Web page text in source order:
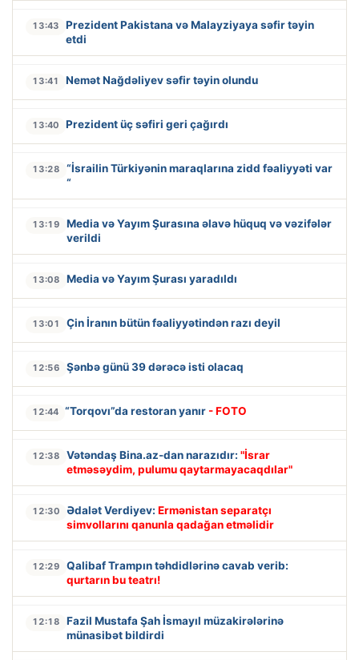
13:43
Prezident Pakistana və Malayziyaya səfir təyin
etdi
13:41 Nemət Nağdəliyev səfir təyin olundu
13:40 Prezident üç səfiri geri çağırdı
13:28
“İsrailin Türkiyənin maraqlarına zidd fəaliyyəti var
“
13:19
Media və Yayım Şurasına əlavə hüquq və vəzifələr
verildi
13:08 Media və Yayım Şurası yaradıldı
13:01 Çin İranın bütün fəaliyyətindən razı deyil
12:56 Şənbə günü 39 dərəcə isti olacaq
12:44 “Torqovı”da restoran yanır - FOTO
12:38 Vətəndaş Bina.az-dan narazıdır: "İsrar
etməsəydim, pulumu qaytarmayacaqdılar"
12:30 Ədalət Verdiyev: Ermənistan separatçı
simvollarını qanunla qadağan etməlidir
12:29
Qalibaf Trampın təhdidlərinə cavab verib:
qurtarın bu teatrı!
12:18
Fazil Mustafa Şah İsmayıl müzakirələrinə
münasibət bildirdi